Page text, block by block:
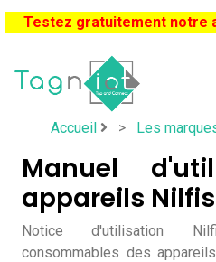
Testez gratuitement notre
Accueil > Les
Manuel
appareils
Notice d'utilisation
consommables des